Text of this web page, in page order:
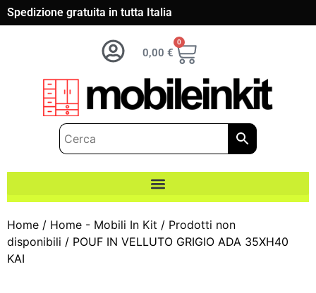
Spedizione gratuita in tutta Italia
0,00 €
0
Home / Home - Mobili In Kit / Prodotti non
disponibili / POUF IN VELLUTO GRIGIO ADA 35XH40
KAI